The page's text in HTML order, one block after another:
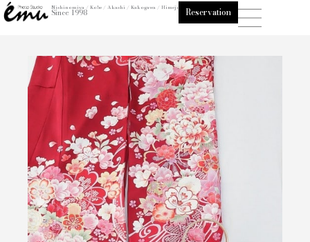
内
容
Nishinomiya / Kobe / Akashi / Kakogawa / Himeji
Since 1998 Reservation